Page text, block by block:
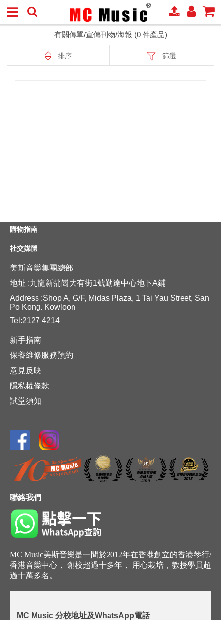
有關傳單/宣傳刊物/海報 (0 件產品)
排序 篩選
購物指南
社交媒體
美斯音樂集團總部
地址 :九龍新蒲崗大有街1號勤達中心地下A鋪
Address :Shop A, G/F, Midas Plaza, 1 Tai Yau Street, San
Po Kong, Kowloon
Tel:2127 4214
新手指南
保養維修服務預約
意見反映
隱私權條款
試堂須知
聯絡我們
MC Music美斯音樂是一間於2012年在香港創立的香港琴行/
香港音樂中心， 創校超過十多年， 用心栽培，教授學員超
過十萬多名。
MC Music 分校地址及WhatsApp電話